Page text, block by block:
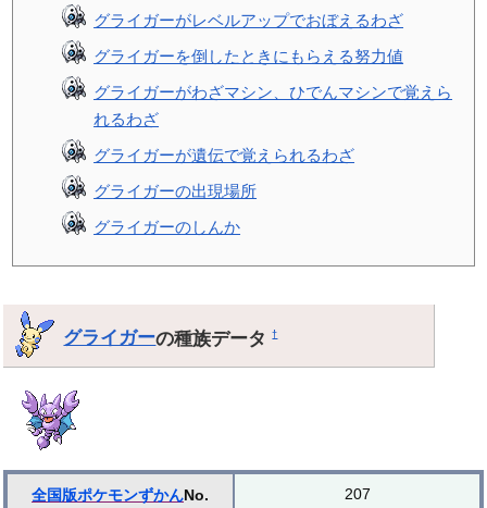
グライガーがレベルアップでおぼえるわざ
グライガーを倒したときにもらえる努力値
グライガーがわざマシン、ひでんマシンで覚えら
れるわざ
グライガーが遺伝で覚えられるわざ
グライガーの出現場所
グライガーのしんか
グライガーの種族データ†
全国版ポケモンずかんNo. 207